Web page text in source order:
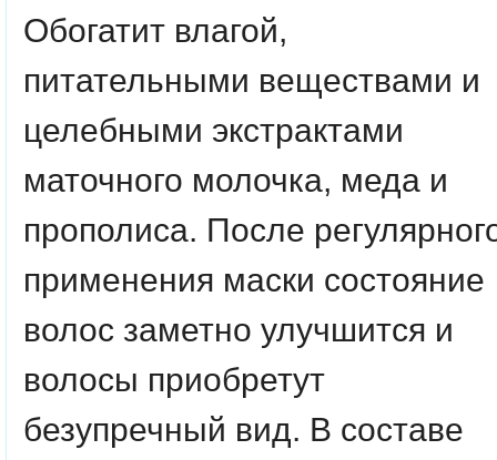
Обогатит влагой,
питательными веществами и
целебными экстрактами
маточного молочка, меда и
прополиса. После
применения маски состояние
волос заметно улучшится и
волосы приобретут
безупречный вид. В составе